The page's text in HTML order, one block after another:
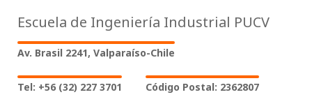
Escuela de Ingeniería Industrial PUCV
Av. Brasil 2241, Valparaíso-Chile
Tel: +56 (32) 227 3701 Código Postal: 2362807